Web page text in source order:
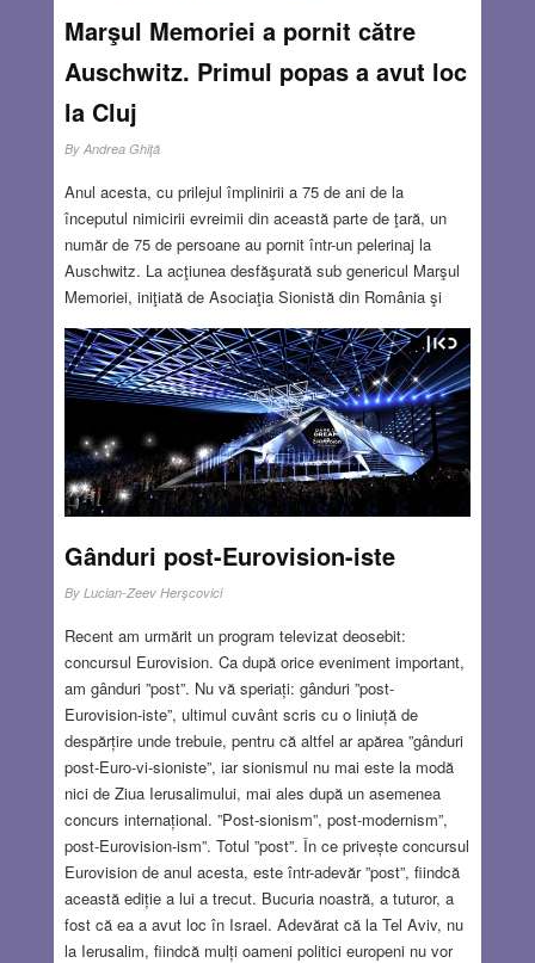
Marşul Memoriei a pornit către
Auschwitz. Primul popas a avut loc
la Cluj
By Andrea Ghiţă
Anul acesta, cu prilejul împlinirii a 75 de ani de la
începutul nimicirii evreimii din această parte de ţară, un
număr de 75 de persoane au pornit într-un pelerinaj la
Auschwitz. La acţiunea desfăşurată sub genericul Marşul
Memoriei, iniţiată de Asociaţia Sionistă din România şi
realizată în parteneriat cu Federaţia Comunităţilor Evreieşti
din România şi Fundaţia Caritatea, participă evrei de toate
vârstele, reprezentând 11 comunităţi evreieşti din
România, vicepreşedintele FCER, precum şi preşedintele
şi vicepreşedintele Asociaţiei Sioniste. Unii dintre pelerini
sunt descendenţi ai familiilor celor pieriţi în Holocaust, dar
din grup fac parte şi neevrei, dornici să omagieze memoria
martirilor evrei. Primul popas al pelerinajului cu destinaţia
la Muzeul de Artă din Cluj.
Read more…
Gânduri post-Eurovision-iste
By Lucian-Zeev Herşcovici
Recent am urmărit un program televizat deosebit:
concursul Eurovision. Ca după orice eveniment important,
am gânduri ”post”. Nu vă speriați: gânduri ”post-
Eurovision-iste”, ultimul cuvânt scris cu o liniuță de
despărțire unde trebuie, pentru că altfel ar apărea ”gânduri
post-Euro-vi-sioniste”, iar sionismul nu mai este la modă
nici de Ziua Ierusalimului, mai ales după un asemenea
concurs internațional. ”Post-sionism”, post-modernism”,
post-Eurovision-ism”. Totul ”post”. În ce privește concursul
Eurovision de anul acesta, este într-adevăr ”post”, fiindcă
această ediție a lui a trecut. Bucuria noastră, a tuturor, a
fost că ea a avut loc în Israel. Adevărat că la Tel Aviv, nu
la Ierusalim, fiindcă mulți oameni politici europeni nu vor